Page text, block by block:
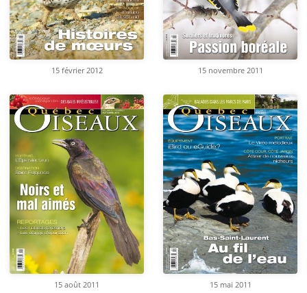
15 février 2012 15 novembre 2011
15 août 2011 15 mai 2011